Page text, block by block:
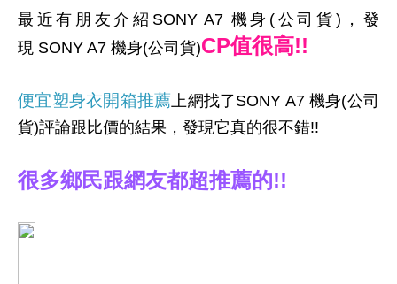
最近有朋友介紹SONY A7 機身(公司貨)，發
現 SONY A7 機身(公司貨)CP值很高!!
便宜塑身衣開箱推薦上網找了SONY A7 機身(公司
貨)評論跟比價的結果，發現它真的很不錯!!
很多鄉民跟網友都超推薦的!!